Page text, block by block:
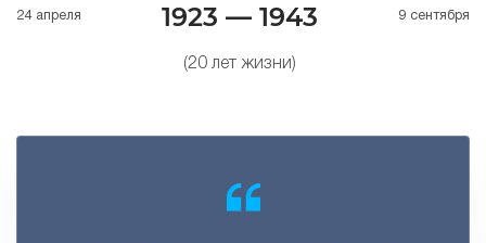
24 апреля 1923 — 1943
(20 лет жизни)
9 сентября